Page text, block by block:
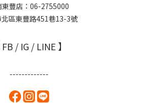
東豐店：06-2755000
北區東豐路451巷13-3號
FB / IG / LINE 】
-------------